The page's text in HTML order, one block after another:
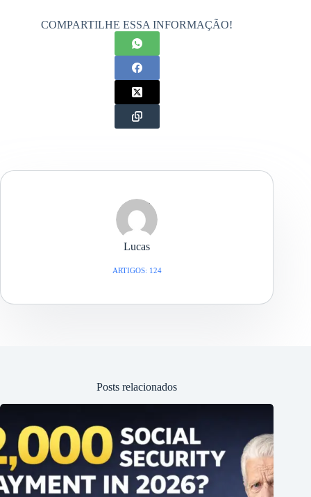
COMPARTILHE ESSA INFORMAÇÃO!
Lucas
ARTIGOS: 124
Posts relacionados